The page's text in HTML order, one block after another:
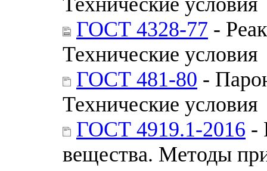
ГОСТ 4328-77 -
Технические условия
ГОСТ 481-80 -
Технические условия
ГОСТ 4919.1-2016 -
вещества. Методы